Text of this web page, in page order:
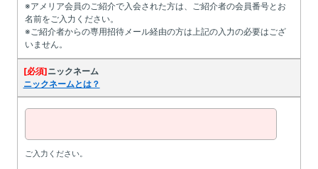
※アメリア会員のご紹介で入会された方は、ご紹介者の会員番号とお
名前をご入力ください。
※ご紹介者からの専用招待メール経由の方は上記の入力の必要はござ
いません。
[必須]ニックネーム
ニックネームとは？
ご入力ください。